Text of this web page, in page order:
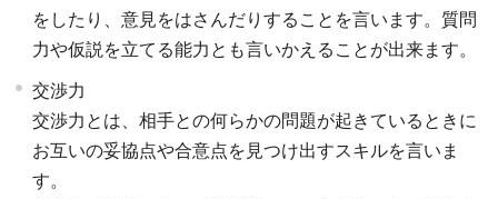
をしたり、意見をはさんだりすることを言います。質問
力や仮説を立てる能力とも言いかえることが出来ます。
交渉力
交渉力とは、相手との何らかの問題が起きているときに
お互いの妥協点や合意点を見つけ出すスキルを言いま
す。